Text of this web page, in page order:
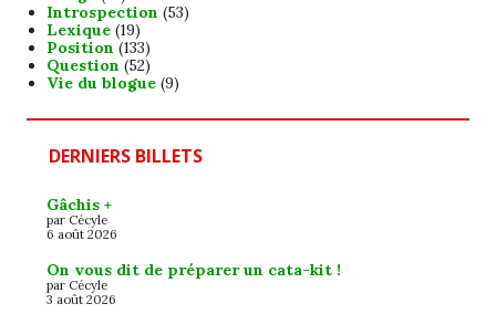
Introspection (53)
Lexique(19)
Position (133)
Question (52)
Vie du blogue(9)
DERNIERS BILLETS
Gâchis +
par Cécyle
6 août 2026
On vous dit de préparer un cata-kit !
par Cécyle
3 août 2026